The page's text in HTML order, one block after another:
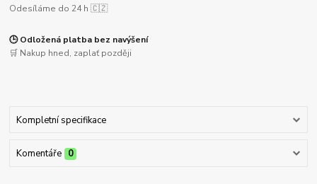
Odesíláme do 24 h 🇨🇿
🕒 Odložená platba bez navýšení
🛒 Nakup hned, zaplať později
Kompletní specifikace
Komentáře 0